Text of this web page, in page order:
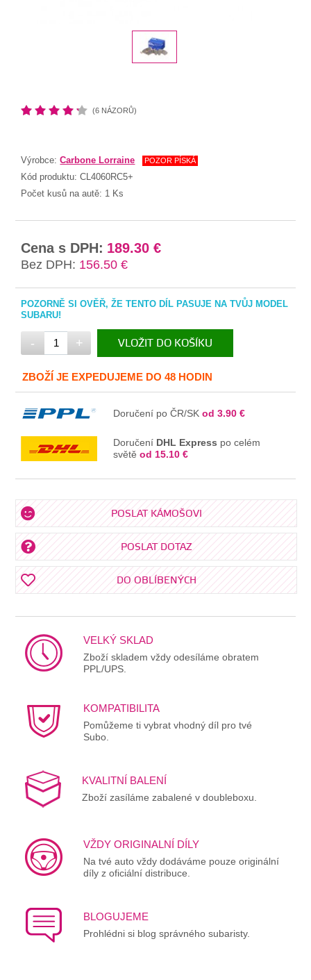
(6 NÁZORŮ)
Výrobce:Carbone Lorraine POZOR PÍSKÁ
Kód produktu:CL4060RC5+
Počet kusů na autě: 1 Ks
Cena s DPH: 189.30 €
Bez DPH: 156.50 €
POZORNĚ SI OVĚŘ, ŽE TENTO DÍL PASUJE NA TVŮJ MODEL
SUBARU!
- + VLOŽIT DO KOŠÍKU
V KOŠÍKU
ZBOŽÍ JE EXPEDUJEME DO 48 HODIN
Doručení po ČR/SKod 3.90 €
Doručení DHL Express po celém
světěod 15.10 €
POSLAT KÁMOŠOVI
POSLAT DOTAZ
DO OBLÍBENÝCH
VELKÝ SKLAD
Zboží skladem vždy odesíláme obratem
PPL/UPS.
KOMPATIBILITA
Pomůžeme ti vybrat vhodný díl pro tvé
Subo.
KVALITNÍ BALENÍ
Zboží zasíláme zabalené v doubleboxu.
VŽDY ORIGINALNÍ DÍLY
Na tvé auto vždy dodáváme pouze originální
díly z oficiální distribuce.
BLOGUJEME
Prohlédni si blog správného subaristy.